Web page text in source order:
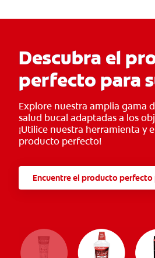
Descubra el
perfecto para
Explore nuestra amplia gama
salud bucal adaptadas a los
¡Utilice nuestra herramienta y
producto perfecto!
Encuentre el producto perfecto